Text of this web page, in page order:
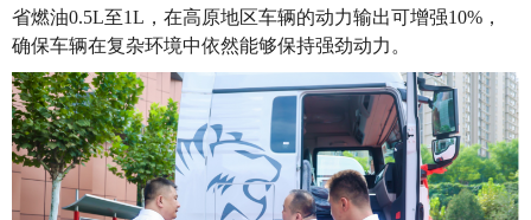
省燃油0.5L至1L，在高原地区车辆的动力输出可增强10%，
确保车辆在复杂环境中依然能够保持强劲动力。